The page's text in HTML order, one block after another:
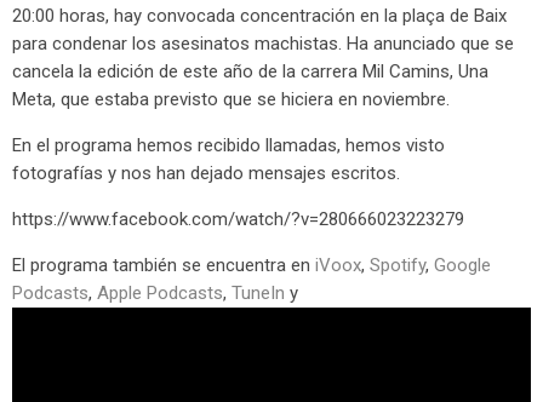
20:00 horas, hay convocada concentración en la plaça de Baix
para condenar los asesinatos machistas. Ha anunciado que se
cancela la edición de este año de la carrera Mil Camins, Una
Meta, que estaba previsto que se hiciera en noviembre.
En el programa hemos recibido llamadas, hemos visto
fotografías y nos han dejado mensajes escritos.
https://www.facebook.com/watch/?v=280666023223279
El programa también se encuentra en iVoox, Spotify, Google
Podcasts, Apple Podcasts, TuneIn y